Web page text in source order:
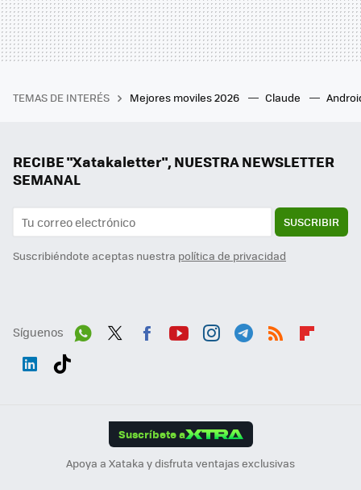
TEMAS DE INTERÉS Mejores moviles 2026 Claude
RECIBE "Xatakaletter", NUESTRA NEWSLETTER
SEMANAL
SUSCRIBIR
Suscribiéndote aceptas nuestra política de privacidad
Síguenos
Suscríbete a
Apoya a Xataka y disfruta ventajas exclusivas